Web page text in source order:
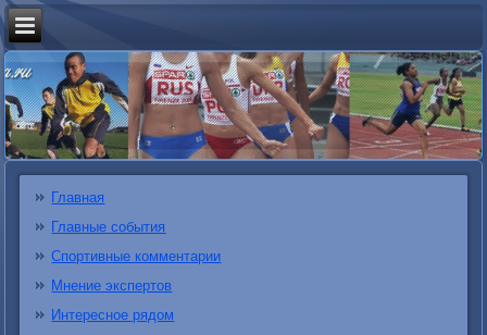
Главная
Главные события
Спортивные комментарии
Мнение экспертов
Интересное рядом